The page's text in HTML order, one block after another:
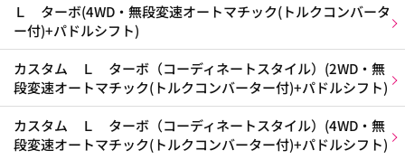
Ｌ ターボ(4WD・無段変速オートマチック(トルクコンバータ
ー付)+パドルシフト)
カスタム Ｌ ターボ（コーディネートスタイル）(2WD・無
段変速オートマチック(トルクコンバーター付)+パドルシフト)
カスタム Ｌ ターボ（コーディネートスタイル）(4WD・無
段変速オートマチック(トルクコンバーター付)+パドルシフト)